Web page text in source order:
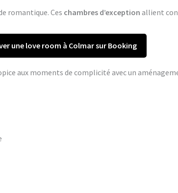
romantique. Ces chambres d’exception allient
une love room à Colmar sur Booking
aux moments de complicité avec un